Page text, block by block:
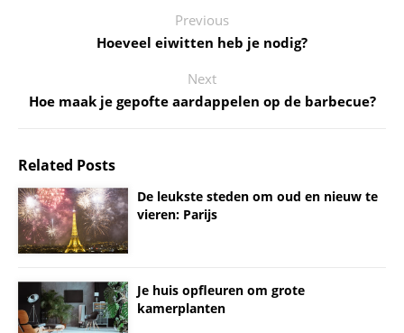
Previous
Hoeveel eiwitten heb je nodig?
Next
Hoe maak je gepofte aardappelen op de barbecue?
Related Posts
De leukste steden om oud en nieuw te
vieren: Parijs
Je huis opfleuren om grote
kamerplanten